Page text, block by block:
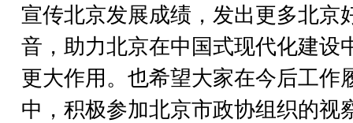
宣传北京发展成绩，发出更多北京
音，助力北京在中国式现代化建设
更大作用。也希望大家在今后工作
中，积极参加北京市政协组织的视